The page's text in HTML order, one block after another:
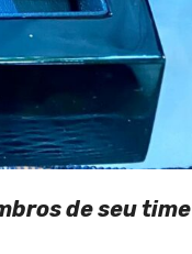
de seu time